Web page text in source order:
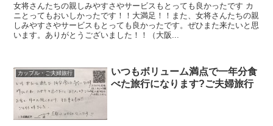
女将さんたちの親しみやすさやサービスもとっても良かったです カ
ニとってもおいしかったです！！大満足！！また、女将さんたちの親
しみやすさやサービスもとっても良かったです。ぜひまた来たいと思
います。ありがとうございました！！（大阪...
カップル・ご夫婦旅行
いつもボリューム満点で一年分食
べた旅行になります?ご夫婦旅行